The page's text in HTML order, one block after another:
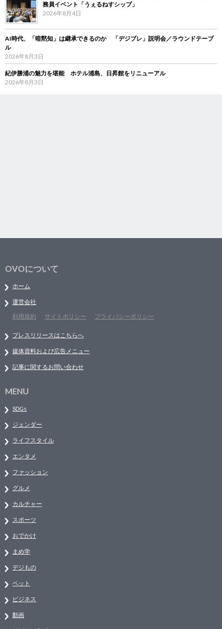
務員イベント「うぇるねすシップ」
2026年8月4日
AI時代、「暗黙知」は継承できるのか 「デジブレ」説明会／ラウンドテーブ
ル
2026年8月3日
紀伊勝浦の魅力を堪能 ホテル浦島、日昇館をリニューアル
2026年8月3日
OVOについて
ホーム
運営会社
利用規約
サイトポリシー プライバシーポリシー
プレスリリースはこちらへ
媒体資料および広告メニュー
記事に関するお問い合わせ
MENU
SDGs
ジェンダー
ライフスタイル
エンタメ
ファッション
グルメ
カルチャー
スポーツ
おでかけ
まめ学
デジもの
ペット
ビジネス
動画